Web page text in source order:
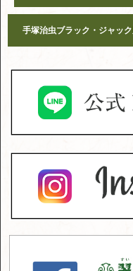
手塚治虫ブラック・ジャッ